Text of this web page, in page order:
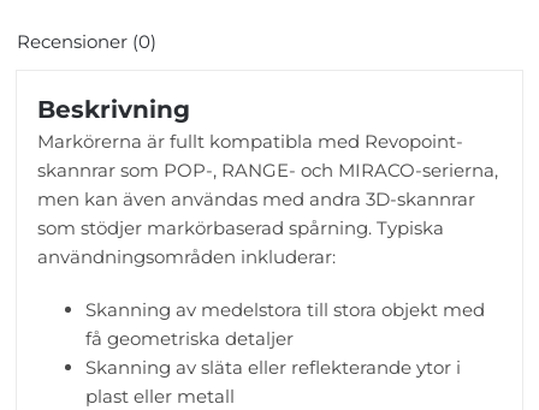
Recensioner (0)
Beskrivning
Markörerna är fullt kompatibla med Revopoint-
skannrar som POP-, RANGE- och MIRACO-serierna,
men kan även användas med andra 3D-skannrar
som stödjer markörbaserad spårning. Typiska
användningsområden inkluderar:
Skanning av medelstora till stora objekt med
få geometriska detaljer
Skanning av släta eller reflekterande ytor i
plast eller metall